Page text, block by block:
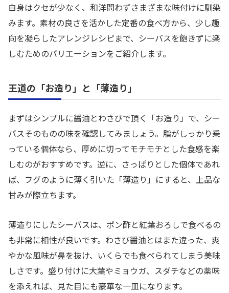
白身はクセが少なく、和洋問わずさまざまな味付けに馴染
みます。素材の良さを活かした定番の食べ方から、少し趣
向を凝らしたアレンジレシピまで、シーバスを飽きずに楽
しむためのバリエーションをご紹介します。
王道の「お造り」と「薄造り」
まずはシンプルに醤油とわさびで頂く「お造り」で、シー
バスそのものの味を確認してみましょう。脂がしっかり乗
っている個体なら、厚めに切ってモチモチとした食感を楽
しむのがおすすめです。逆に、さっぱりとした個体であれ
ば、フグのように薄く引いた「薄造り」にすると、上品な
甘みが際立ちます。
薄造りにしたシーバスは、ポン酢と紅葉おろしで食べるの
も非常に相性が良いです。わさび醤油とはまた違った、爽
やかな風味が鼻を抜け、いくらでも食べられてしまう美味
しさです。盛り付けに大葉やミョウガ、スダチなどの薬味
を添えれば、見た目にも豪華な一皿になります。